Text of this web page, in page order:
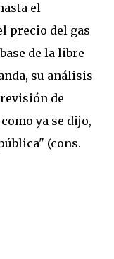
el
precio del gas
de la libre
su análisis
de
ya se dijo,
(cons.